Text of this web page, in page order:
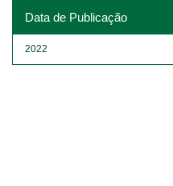
Data de Publicação
2022